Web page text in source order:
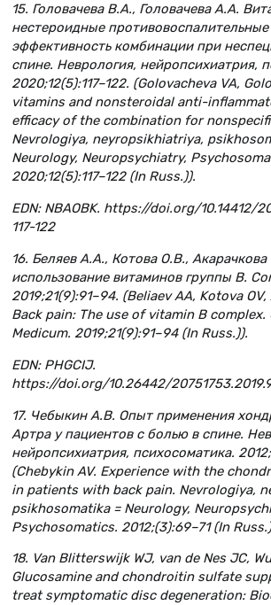
15. Головачева В.А., Головачева А.А.
нестероидные
эффективность комбинации при
спине. Неврология, нейропсихиатрия,
2020;12(5):117–122. (Golovacheva VA,
vitamins and nonsteroidal anti-
efficacy of the combination for
Nevrologiya, neyropsikhiatriya,
Neurology, Neuropsychiatry,
2020;12(5):117–122 (In Russ.)).
EDN: NBAOBK. https://doi.org/10.14412/
117-122
16. Беляев А.А., Котова О.В.,
использование витаминов группы В.
2019;21(9):91–94. (Beliaev AA, Kotova
Back pain: The use of vitamin B complex.
Medicum. 2019;21(9):91–94 (In Russ.)).
EDN: PHGCIJ.
https://doi.org/10.26442/
17. Чебыкин А.В. Опыт применения
Артра у пациентов с болью в спине.
нейропсихиатрия, психосоматика.
(Chebykin AV. Experience with the
in patients with back pain. Nevrologiya,
psikhosomatika = Neurology,
Psychosomatics. 2012;(3):69–71 (In
18. Van Blitterswijk WJ, van de Nes JC,
Glucosamine and chondroitin sulfate
treat symptomatic disc degeneration: